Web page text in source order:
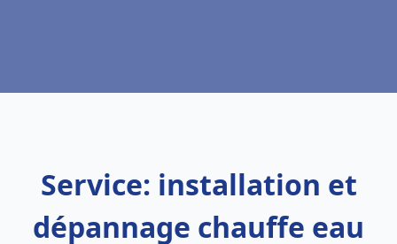
Service: installation et
dépannage chauffe eau